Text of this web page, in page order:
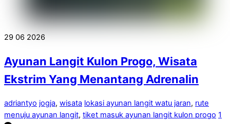
29 06 2026
Ayunan Langit Kulon Progo, Wisata
Ekstrim Yang Menantang Adrenalin
adriantyo jogja, wisata lokasi ayunan langit watu jaran, rute
menuju ayunan langit, tiket masuk ayunan langit kulon progo 1